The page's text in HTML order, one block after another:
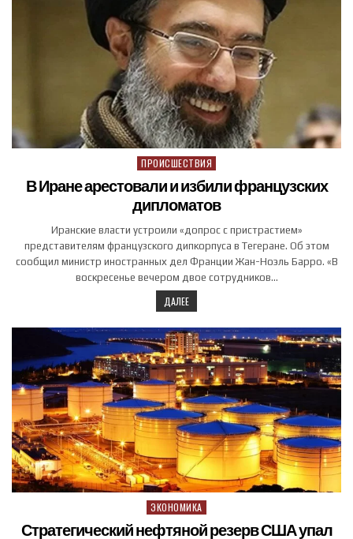
Posted in
ПРОИСШЕСТВИЯ
В Иране арестовали и избили французских
дипломатов
Иранские власти устроили «допрос с пристрастием»
представителям французского дипкорпуса в Тегеране. Об этом
сообщил министр иностранных дел Франции Жан-Ноэль Барро. «В
воскресенье вечером двое сотрудников…
ДАЛЕЕ
Posted in
ЭКОНОМИКА
Стратегический нефтяной резерв США упал